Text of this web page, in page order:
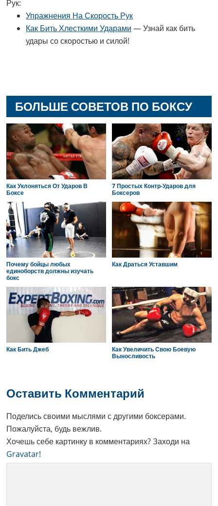
Рук:
Упражнения На Скорость Рук
Как Бить Хлесткими Ударами — Узнай как бить
удары со скоростью и силой!
БОЛЬШЕ СОВЕТОВ ПО БОКСУ
Как Уклоняться От Ударов В
Боксе
7 Простых Контр-Ударов для
Боксеров
Почему бойцы любых
единоборств должны изучать
бокс
Как Драться Уставшим
Как Бить Джеб
Как Увеличить Свою Боевую
Выносливость
Interactions
Оставить Комментарий
Поделись своими мыслями с другими боксерами.
Пожалуйста, будь вежлив.
Хочешь себе картинку в комментариях? Заходи на
Gravatar!